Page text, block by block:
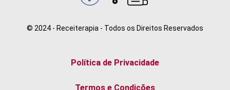
© 2024 - Receiterapia - Todos os Direitos Reservados
Termos e Condições
Política de Privacidade